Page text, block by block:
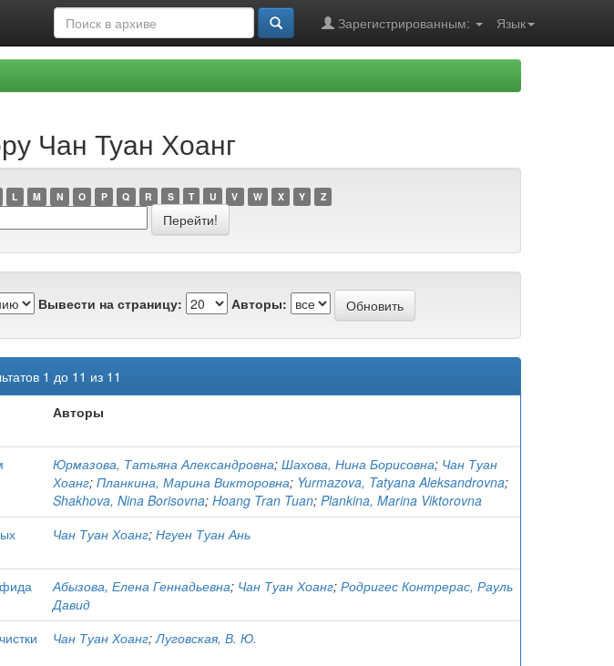
Язык
Зарегистрированным:
Чан Туан Хоанг
L M N O P Q R S T U V W X Y Z
Вывести на страницу: Авторы:
1 до 11 из 11
Авторы
Юрмазова, Татьяна Александровна; Шахова, Нина Борисовна; Чан Туан
Хоанг; Планкина, Марина Викторовна; Yurmazova, Tatyana Aleksandrovna;
Shakhova, Nina Borisovna; Hoang Tran Tuan; Plankina, Marina Viktorovna
Чан Туан Хоанг; Нгуен Туан Ань
Абызова, Елена Геннадьевна; Чан Туан Хоанг; Родригес Контрерас, Рауль
Давид
Чан Туан Хоанг;Луговская, В. Ю.